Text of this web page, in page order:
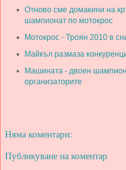
Отново сме домакини на
шампионат по мотокрос
Мотокрос - Троян 2010 в
Майкъл размаза
Машината - двоен
организаторите
Няма коментари:
Публикуване на коментар